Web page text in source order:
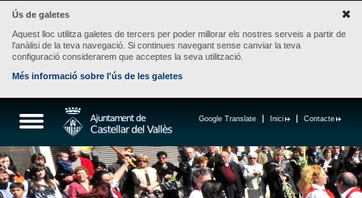
Ús de galetes
Aquest lloc utilitza galetes de tercers per poder millorar els nostres serveis a partir de
l'anàlisi de la teva navegació. Si continues navegant sense canviar la teva
configuració considerarem que acceptes la seva utilització.
Més informació sobre l'ús de les galetes
Contacte
Inici
Google Translate